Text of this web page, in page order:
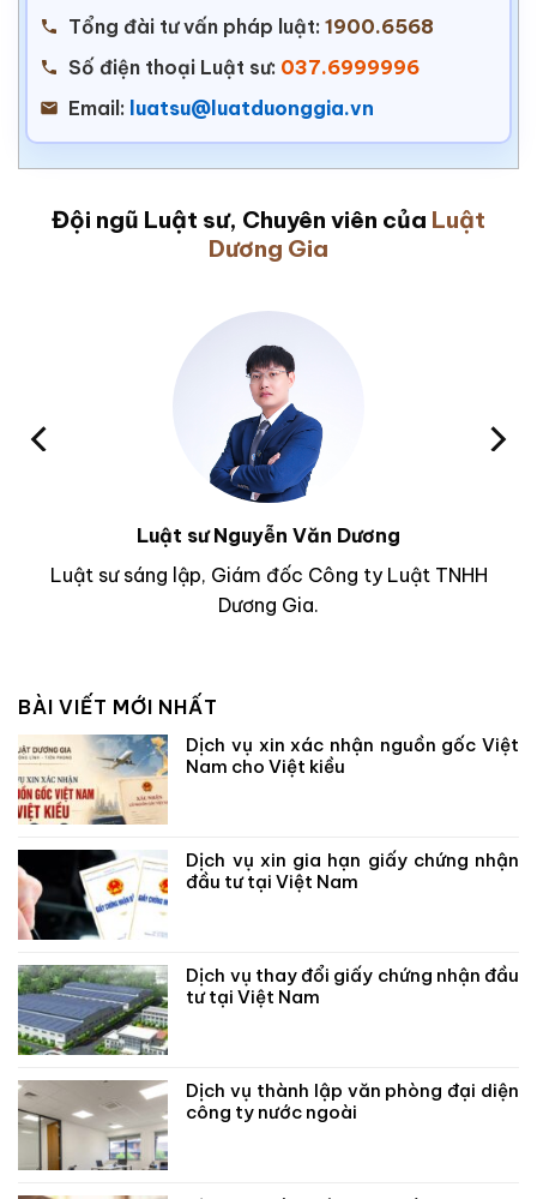
Tổng đài tư vấn pháp luật: 1900.6568
Số điện thoại Luật sư: 037.6999996
Email: luatsu@luatduonggia.vn
Đội ngũ Luật sư, Chuyên viên của Luật
Dương Gia
Luật sư Nguyễn Văn Dương
Luật sư sáng lập, Giám đốc Công ty Luật TNHH
Dương Gia.
BÀI VIẾT MỚI NHẤT
Dịch vụ xin xác nhận nguồn gốc Việt
Nam cho Việt kiều
Dịch vụ xin gia hạn giấy chứng nhận
đầu tư tại Việt Nam
Dịch vụ thay đổi giấy chứng nhận đầu
tư tại Việt Nam
Dịch vụ thành lập văn phòng đại diện
công ty nước ngoài